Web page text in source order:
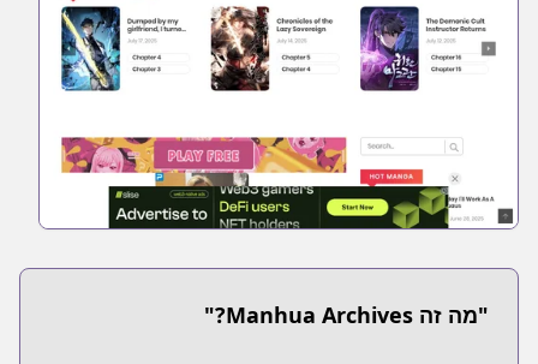
"מה זה Manhua Archives?"